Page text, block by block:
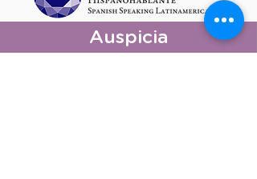
Auspicia